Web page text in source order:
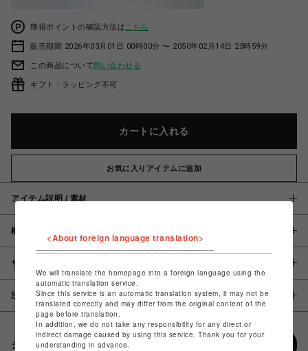
獲得ポイントの確認方法は こちら
販売期間 2026年03月01日 00時00分 〜 2050年02月14日 23時59分
この商品について問い合わせる
ギフト：ラッピング不可
カートに入れる
お気に入りアイテムに追加
アイテム説明 / 素材
概要
サイズ
注意事項
シェアする
<About foreign language translation>
We will translate the homepage into a foreign language using the
automatic translation service.
Since this service is an automatic translation system, it may not be
translated correctly and may differ from the original content of the
page before translation.
In addition, we do not take any responsibility for any direct or
indirect damage caused by using this service. Thank you for your
understanding in advance.